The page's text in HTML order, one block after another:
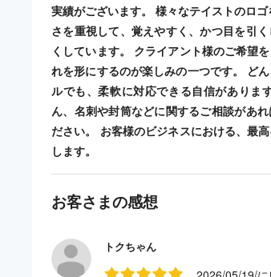
実績がございます。 様々なテイストのロ
さを重視して、覚えやすく、かつ目を引
くしています。 クライアント様のご希望
れを形にするのが楽しみの一つです。 ど
ルでも、柔軟に対応できる自信がありま
ん、名刺や封筒などに関するご相談があ
ださい。 お客様のビジネスにおける、最
します。
お客さまの感想
トクちゃん